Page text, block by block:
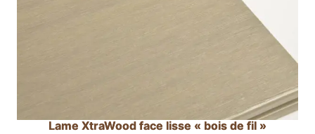
Lame XtraWood face lisse « bois de fil »